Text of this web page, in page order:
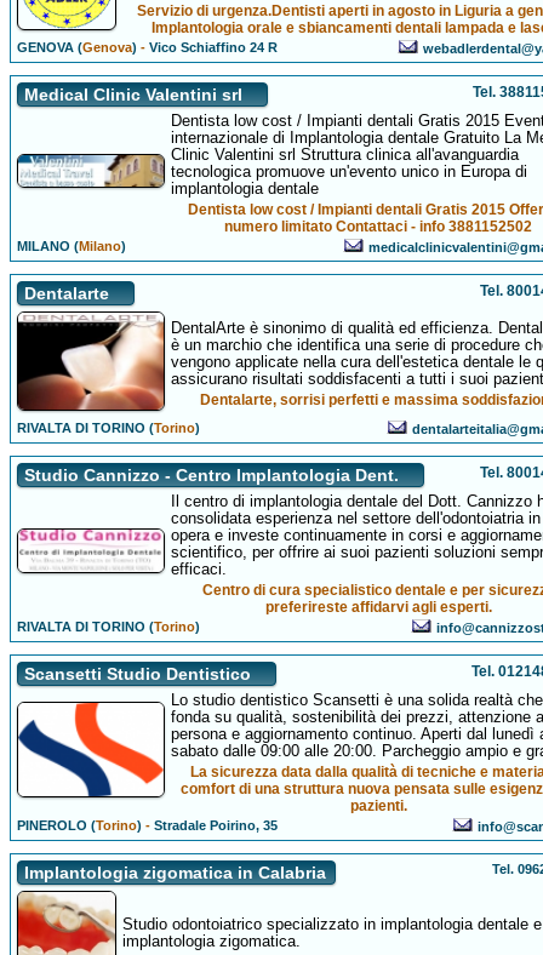
Servizio di urgenza.Dentisti aperti in agosto in Liguria a
Implantologia orale e sbiancamenti dentali lampada e
GENOVA (Genova) -Vico Schiaffino 24 R
Medical Clinic Valentini srl Tel.
Dentista low cost / Impianti dentali Gratis 2015
internazionale di Implantologia dentale Gratuito La
Clinic Valentini srl Struttura clinica all'avanguardia
tecnologica promuove un'evento unico in Europa di
implantologia dentale
Dentista low cost / Impianti dentali Gratis 2015
numero limitato Contattaci - info 3881152502
MILANO (Milano)
Dentalarte Tel.
DentalArte è sinonimo di qualità ed efficienza.
è un marchio che identifica una serie di procedure
vengono applicate nella cura dell'estetica dentale le
assicurano risultati soddisfacenti a tutti i suoi
Dentalarte, sorrisi perfetti e massima
RIVALTA DI TORINO (Torino)
Studio Cannizzo - Centro Implantologia Dent. Tel.
Il centro di implantologia dentale del Dott. Cannizzo
consolidata esperienza nel settore dell'odontoiatria
opera e investe continuamente in corsi e
scientifico, per offrire ai suoi pazienti soluzioni
efficaci.
Centro di cura specialistico dentale e per
preferireste affidarvi agli esperti.
RIVALTA DI TORINO (Torino)
Scansetti Studio Dentistico Tel.
Lo studio dentistico Scansetti è una solida realtà
fonda su qualità, sostenibilità dei prezzi, attenzione
persona e aggiornamento continuo. Aperti dal lunedì
sabato dalle 09:00 alle 20:00. Parcheggio ampio e
La sicurezza data dalla qualità di tecniche e
comfort di una struttura nuova pensata sulle
pazienti.
PINEROLO (Torino) -Stradale Poirino, 35
Implantologia zigomatica in Calabria Tel.
Studio odontoiatrico specializzato in implantologia dentale e
implantologia zigomatica.